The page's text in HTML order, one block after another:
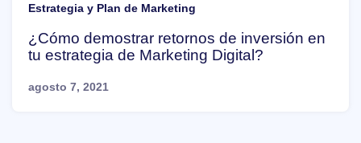
Estrategia y Plan de Marketing
¿Cómo demostrar retornos de inversión en
tu estrategia de Marketing Digital?
agosto 7, 2021